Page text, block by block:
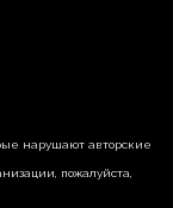
нарушают авторские
пожалуйста,